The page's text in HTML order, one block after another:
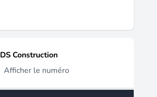
DS Construction
Afficher le numéro